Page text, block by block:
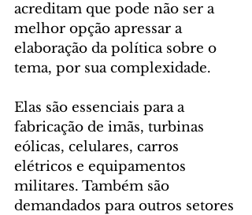
acreditam que pode não ser a
melhor opção apressar a
elaboração da política sobre o
tema, por sua complexidade.
Elas são essenciais para a
fabricação de imãs, turbinas
eólicas, celulares, carros
elétricos e equipamentos
militares. Também são
demandados para outros setores